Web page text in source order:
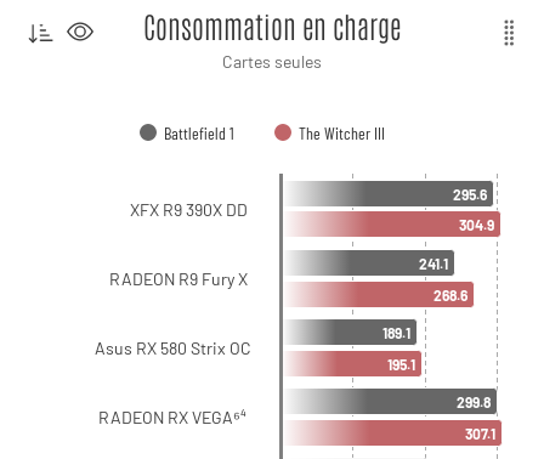
Consommation en charge
Cartes seules
Battlefield 1 The Witcher III
XFX R9 390X DD
RADEON R9 Fury X
Asus RX 580 Strix OC
RADEON RX VEGA⁶⁴
295.6
241.1
189.1
299.8
304.9
268.6
195.1
307.1